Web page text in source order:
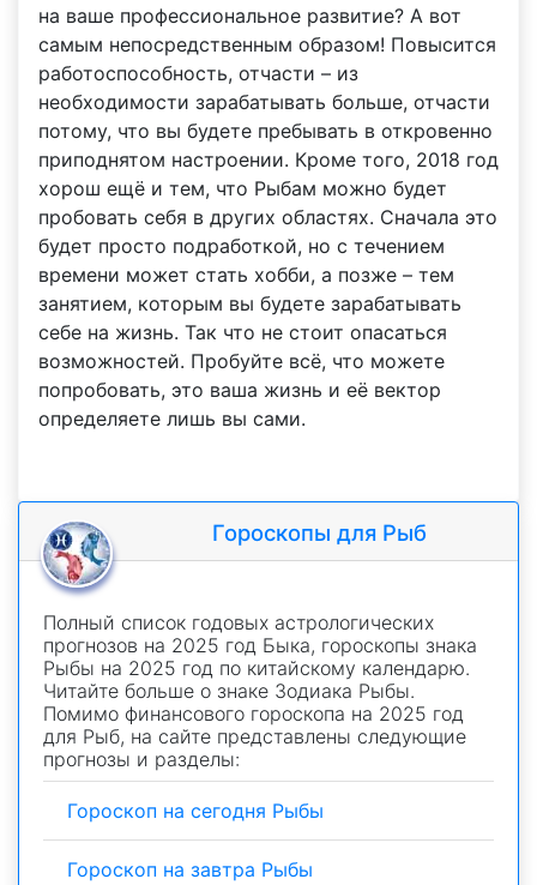
на ваше профессиональное развитие? А вот
самым непосредственным образом! Повысится
работоспособность, отчасти – из
необходимости зарабатывать больше, отчасти
потому, что вы будете пребывать в откровенно
приподнятом настроении. Кроме того, 2018 год
хорош ещё и тем, что Рыбам можно будет
пробовать себя в других областях. Сначала это
будет просто подработкой, но с течением
времени может стать хобби, а позже – тем
занятием, которым вы будете зарабатывать
себе на жизнь. Так что не стоит опасаться
возможностей. Пробуйте всё, что можете
попробовать, это ваша жизнь и её вектор
определяете лишь вы сами.
Гороскопы для Рыб
Полный список годовых астрологических
прогнозов на 2025 год Быка, гороскопы знака
Рыбы на 2025 год по китайскому календарю.
Читайте больше о знаке Зодиака Рыбы.
Помимо финансового гороскопа на 2025 год
для Рыб, на сайте представлены следующие
прогнозы и разделы:
Гороскоп на сегодня Рыбы
Гороскоп на завтра Рыбы